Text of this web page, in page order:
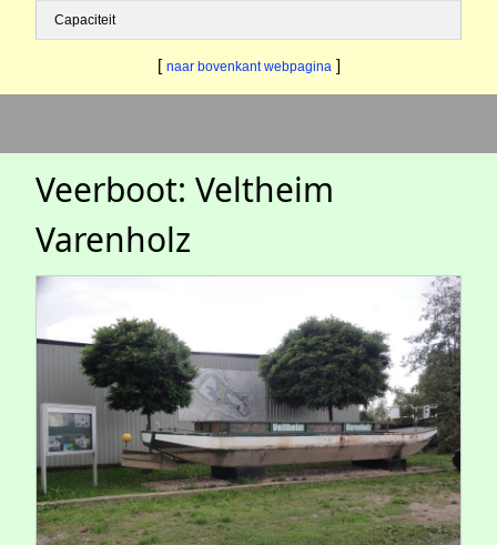
Capaciteit
[ naar bovenkant webpagina ]
Veerboot: Veltheim
Varenholz